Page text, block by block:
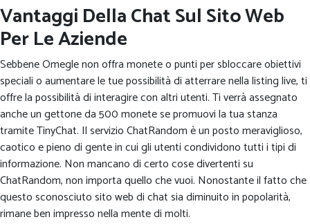
Vantaggi Della Chat Sul Sito Web
Per Le Aziende
Sebbene Omegle non offra monete o punti per sbloccare obiettivi
speciali o aumentare le tue possibilità di atterrare nella listing live, ti
offre la possibilità di interagire con altri utenti. Ti verrà assegnato
anche un gettone da 500 monete se promuovi la tua stanza
tramite TinyChat. Il servizio ChatRandom è un posto meraviglioso,
caotico e pieno di gente in cui gli utenti condividono tutti i tipi di
informazione. Non mancano di certo cose divertenti su
ChatRandom, non importa quello che vuoi. Nonostante il fatto che
questo sconosciuto sito web di chat sia diminuito in popolarità,
rimane ben impresso nella mente di molti.